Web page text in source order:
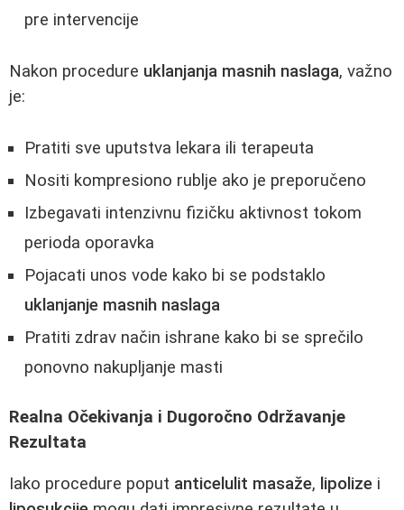
pre intervencije
Nakon procedure uklanjanja masnih naslaga, važno
je:
Pratiti sve uputstva lekara ili terapeuta
Nositi kompresiono rublje ako je preporučeno
Izbegavati intenzivnu fizičku aktivnost tokom
perioda oporavka
Pojacati unos vode kako bi se podstaklo
uklanjanje masnih naslaga
Pratiti zdrav način ishrane kako bi se sprečilo
ponovno nakupljanje masti
Realna Očekivanja i Dugoročno Održavanje
Rezultata
Iako procedure poput anticelulit masaže, lipolize i